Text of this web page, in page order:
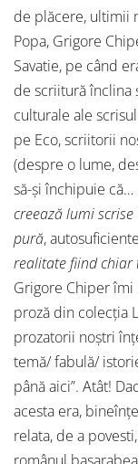
de plăcere, ultimii
Popa, Grigore
Savatie, pe când
de scriitură înclina
culturale ale
pe Eco, scriitorii
(despre o lume,
să-şi închipuie
creează lumi scrise
pură,
realitate fiind chiar
Grigore Chiper îmi
proză din colecţia
prozatorii noştri
temă/ fabulă/
până aici”. Atât!
acesta era,
relata, de a